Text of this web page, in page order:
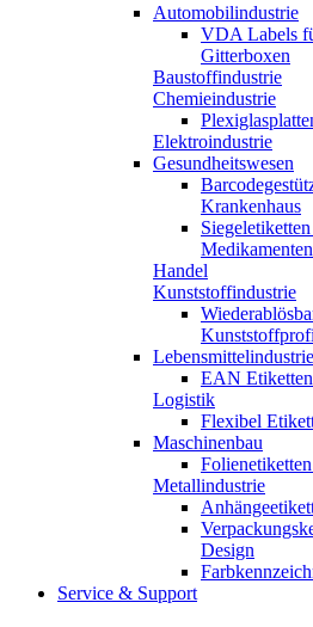
Automobilindustrie
VDA Labels
Gitterboxen
Baustoffindustrie
Chemieindustrie
Elektroindustrie
Gesundheitswesen
Krankenhaus
Handel
Kunststoffindustrie
Lebensmittelindustrie
EAN
Logistik
Flexibel
Maschinenbau
Metallindustrie
Design
Service & Support